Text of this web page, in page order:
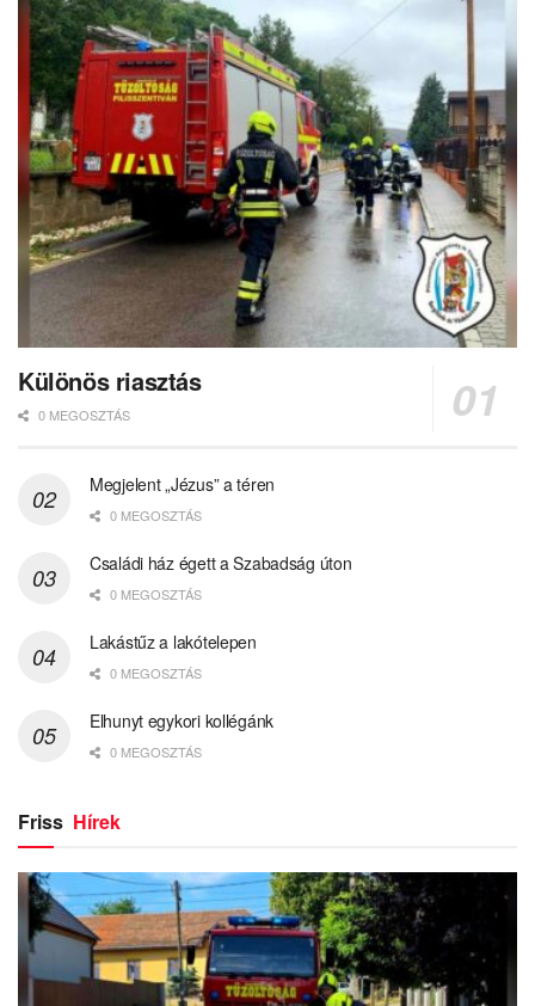
Különös riasztás
0 MEGOSZTÁS
Megjelent „Jézus” a téren
0 MEGOSZTÁS
Családi ház égett a Szabadság úton
0 MEGOSZTÁS
Lakástűz a lakótelepen
0 MEGOSZTÁS
Elhunyt egykori kollégánk
0 MEGOSZTÁS
Friss Hírek